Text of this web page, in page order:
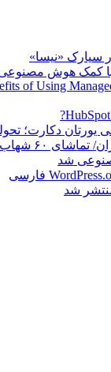
سیارک «نیسا»
کمک هوش
of Using
یورتان دکارت؛
در هر ساعت!
شد
شد